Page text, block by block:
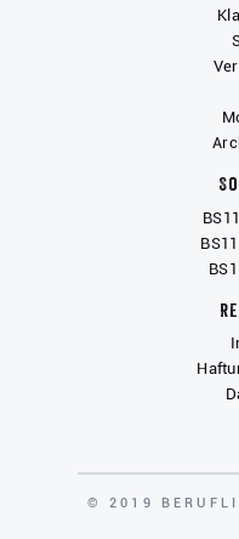
COPYRIGHT
© 2019